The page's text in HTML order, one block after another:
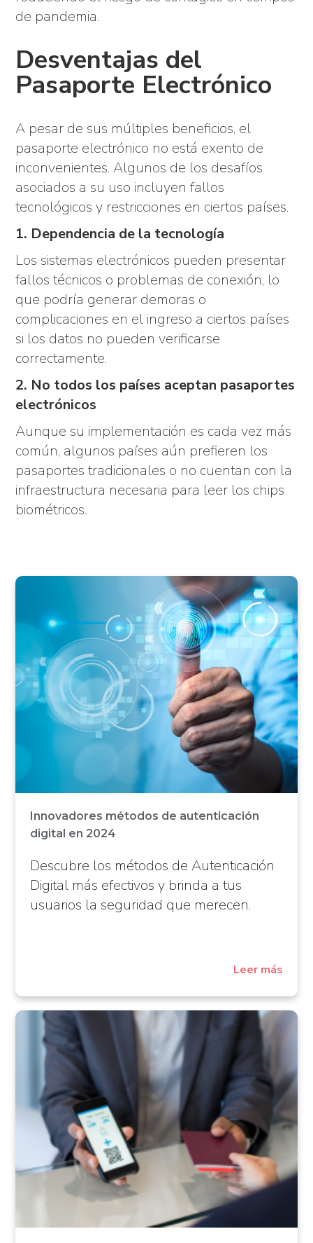
de pandemia.
Desventajas del
Pasaporte Electrónico
A pesar de sus múltiples beneficios, el
pasaporte electrónico no está exento de
inconvenientes. Algunos de los desafíos
asociados a su uso incluyen fallos
tecnológicos y restricciones en ciertos países.
1. Dependencia de la tecnología
Los sistemas electrónicos pueden presentar
fallos técnicos o problemas de conexión, lo
que podría generar demoras o
complicaciones en el ingreso a ciertos países
si los datos no pueden verificarse
correctamente.
2. No todos los países aceptan pasaportes
electrónicos
Aunque su implementación es cada vez más
común, algunos países aún prefieren los
pasaportes tradicionales o no cuentan con la
infraestructura necesaria para leer los chips
biométricos.
Innovadores métodos de autenticación
digital en 2024
Descubre los métodos de Autenticación
Digital más efectivos y brinda a tus
usuarios la seguridad que merecen.
Leer más